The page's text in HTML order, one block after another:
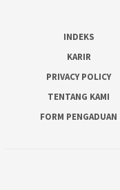
INDEKS
KARIR
PRIVACY POLICY
TENTANG KAMI
FORM PENGADUAN